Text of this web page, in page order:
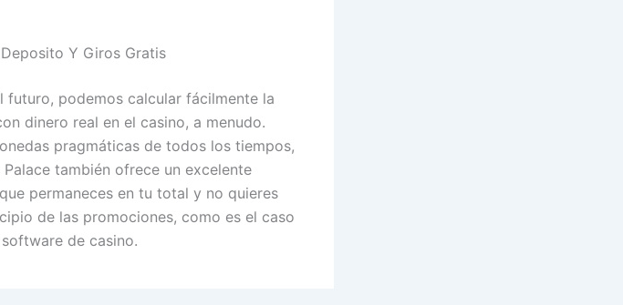
Y Giros Gratis
futuro, podemos calcular fácilmente la
dinero real en el casino, a menudo.
pragmáticas de todos los tiempos,
también ofrece un excelente
permaneces en tu total y no quieres
de las promociones, como es el caso
de casino.